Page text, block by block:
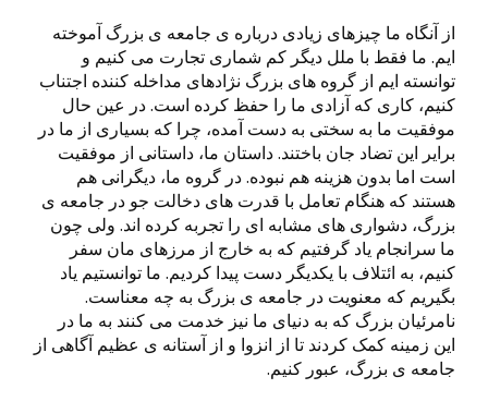
از آنگاه ما چیزهای زیادی درباره ی جامعه ی بزرگ آموخته
ایم. ما فقط با ملل دیگر کم شماری تجارت می کنیم و
توانسته ایم از گروه های بزرگ نژادهای مداخله کننده اجتناب
کنیم، کاری که آزادی ما را حفظ کرده است. در عین حال
موفقیت ما به سختی به دست آمده، چرا که بسیاری از ما در
برایر این تضاد جان باختند. داستان ما، داستانی از موفقیت
است اما بدون هزینه هم نبوده. در گروه ما، دیگرانی هم
هستند که هنگام تعامل با قدرت های دخالت جو در جامعه ی
بزرگ، دشواری های مشابه ای را تجربه کرده اند. ولی چون
ما سرانجام یاد گرفتیم که به خارج از مرزهای مان سفر
کنیم، به ائتلاف با یکدیگر دست پیدا کردیم. ما توانستیم یاد
بگیریم که معنویت در جامعه ی بزرگ به چه معناست.
نامرئیان بزرگ که به دنیای ما نیز خدمت می کنند به ما در
این زمینه کمک کردند تا از انزوا و از آستانه ی عظیم آگاهی از
جامعه ی بزرگ، عبور کنیم.